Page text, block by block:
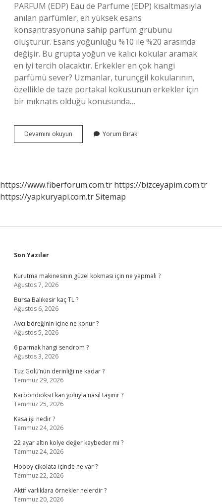
PARFUM (EDP) Eau de Parfume (EDP) kısaltmasıyla
anılan parfümler, en yüksek esans
konsantrasyonuna sahip parfüm grubunu
oluşturur. Esans yoğunluğu %10 ile %20 arasında
değişir. Bu grupta yoğun ve kalıcı kokular aramak
en iyi tercih olacaktır. Erkekler en çok hangi
parfümü sever? Uzmanlar, turunçgil kokularının,
özellikle de taze portakal kokusunun erkekler için
bir mıknatıs olduğu konusunda…
Devamını okuyun
Iyi
Yorum Bırak
https://www.fiberforum.com.tr https://bizceyapim.com.tr
https://yapkuryapi.com.trSitemap
Sidebar
Son Yazılar
Kurutma makinesinin güzel kokması için ne yapmalı ?
Ağustos 7, 2026
Bursa Balıkesir kaç TL ?
Ağustos 6, 2026
Avcı böreğinin içine ne konur ?
Ağustos 5, 2026
6 parmak hangi sendrom ?
Ağustos 3, 2026
Tuz Gölü’nün derinliği ne kadar ?
Temmuz 29, 2026
Karbondioksit kan yoluyla nasıl taşınır ?
Temmuz 25, 2026
Kasa işi nedir ?
Temmuz 24, 2026
22 ayar altın kolye değer kaybeder mi ?
Temmuz 24, 2026
Hobby çikolata içinde ne var ?
Temmuz 22, 2026
Aktif varlıklara örnekler nelerdir ?
Temmuz 20, 2026